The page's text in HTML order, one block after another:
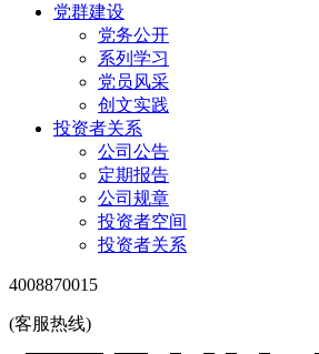
党群建设
党务公开
系列学习
党员风采
创文实践
投资者关系
公司公告
定期报告
公司规章
投资者空间
投资者关系
4008870015
(客服热线)